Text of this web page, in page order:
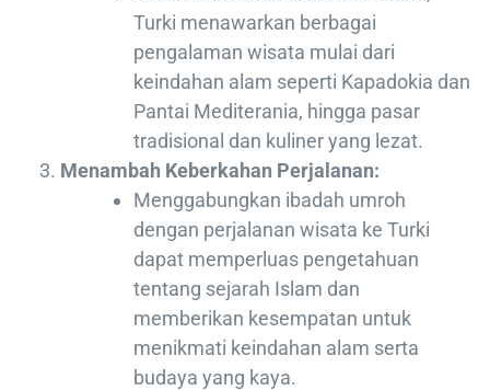
Turki menawarkan berbagai
pengalaman wisata mulai dari
keindahan alam seperti Kapadokia dan
Pantai Mediterania, hingga pasar
tradisional dan kuliner yang lezat.
Menambah Keberkahan Perjalanan:
Menggabungkan ibadah umroh
dengan perjalanan wisata ke Turki
dapat memperluas pengetahuan
tentang sejarah Islam dan
memberikan kesempatan untuk
menikmati keindahan alam serta
budaya yang kaya.